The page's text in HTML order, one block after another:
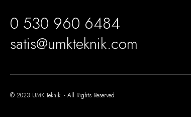
0 530 960 6484
satis@umkteknik.com
© 2023 UMK Teknik. - All Rights Reserved